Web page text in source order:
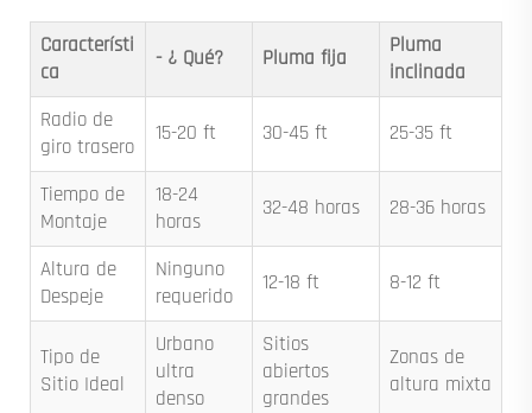
Característi
ca
- ¿ Qué? Pluma fija
Pluma
inclinada
Radio de
giro trasero
15-20 ft 30-45 ft 25-35 ft
Tiempo de
Montaje
18-24
horas
32-48 horas 28-36 horas
Altura de
Despeje
Ninguno
requerido
12-18 ft 8-12 ft
Tipo de
Sitio Ideal
Urbano
ultra
denso
Sitios
abiertos
grandes
Zonas de
altura mixta